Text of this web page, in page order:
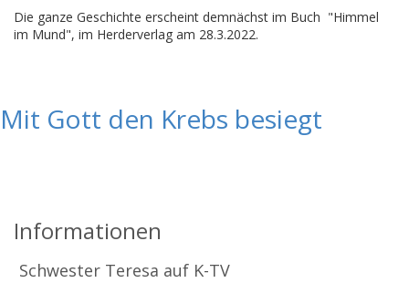
Die ganze Geschichte erscheint demnächst im Buch "Himmel
im Mund", im Herderverlag am 28.3.2022.
Mit Gott den Krebs besiegt
Informationen
Schwester Teresa auf K-TV